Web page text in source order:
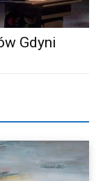
Gdyni